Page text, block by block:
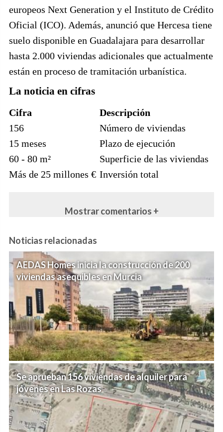
europeos Next Generation y el Instituto de Crédito
Oficial (ICO). Además, anunció que Hercesa tiene
suelo disponible en Guadalajara para desarrollar
hasta 2.000 viviendas adicionales que actualmente
están en proceso de tramitación urbanística.
La noticia en cifras
Cifra
Descripción
156
Número de viviendas
15 meses
Plazo de ejecución
60 - 80 m²
Superficie de las viviendas
Más de 25 millones € Inversión total
Mostrar comentarios +
Noticias relacionadas
AEDAS Homes inicia la construcción de 200
viviendas asequibles en Murcia
Se aprueban 156 viviendas de alquiler para
jóvenes en Las Rozas